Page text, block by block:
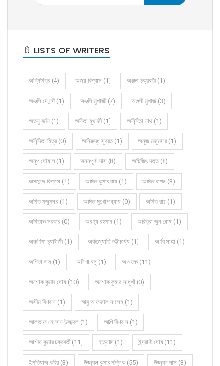
LISTS OF WRITERS
অগ্নিমিত্র (4) অজয় বিশ্বাস (1) অঞ্জনা চক্রবর্তী (1)
অঞ্জলি দে নন্দী (1) অঞ্জলি মুখার্জী (7) অঞ্জলী মুখার্জ (3)
অতনু বর্মন (1) অনিতা মুখার্জী (1) অনিন্দিতা নাথ (1)
অনিন্দিতা মিত্র (0) অনিরুদ্ধ সুব্রত (1) অনুজ মজুমদার (1)
অনুপ ঘোষাল (1) অন্নপূর্ণা দাস (8) অভিজিৎ দত্ত (8)
অমলেন্দু বিশ্বাস (1) অমিত কুমার রায় (1) অমিত বাগল (3)
অমিত মজুমদার (1) অমিত মুখোপাধ্যায় (0) অমিত রায় (1)
অমিতাভ সরকার (0) অরণ্য রহমান (1) অরিত্রা জুন ঘোষ (1)
অরুণিমা চ্যাটার্জী (1) অর্কজ্যোতি ভট্টাচার্য্য (1) অর্ণব সাহা (1)
অর্পিতা দাস (1) অলিপা বসু (1) অংশুদেব (11)
অশোক কুমার ঘোষ (10) অশোক কুমার সাধুখাঁ (0)
অসীম বিশ্বাস (1) আবু আফজাল সালেহ (1)
আলতাফ হোসেন উজ্জ্বল (1) আল্পি বিশ্বাস (1)
আশীষ কুমার চক্রবর্তী (11) ইত্যাদি (1) ইন্দ্রাণী ঘোষ (11)
ইমতিয়াজ কবির (3) উজ্জ্বল কুমার মল্লিক (55) উজ্জ্বল দাস (3)